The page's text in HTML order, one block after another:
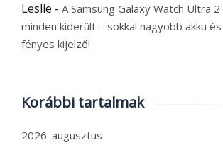
Leslie - A Samsung Galaxy Watch Ultra
minden kiderült – sokkal nagyobb akku
fényes kijelző!
Korábbi tartalmak
2026. augusztus